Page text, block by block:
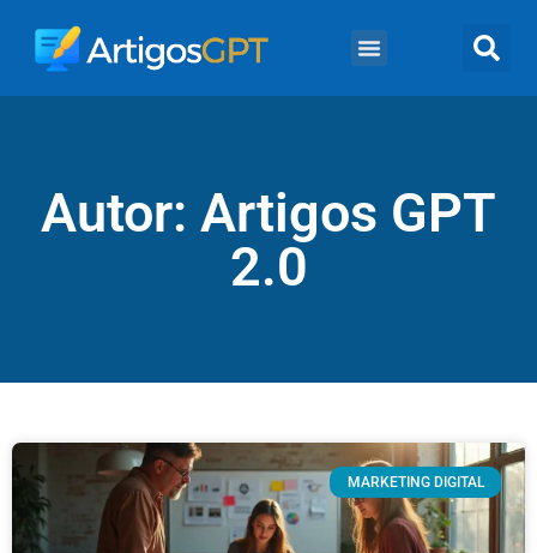
Autor: Artigos GPT
2.0
MARKETING DIGITAL